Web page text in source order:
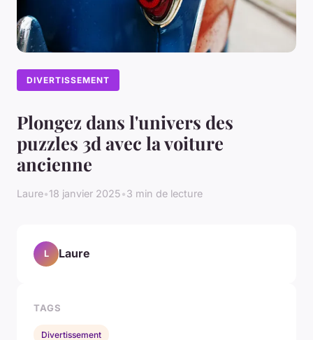
DIVERTISSEMENT
Plongez dans l'univers des
puzzles 3d avec la voiture
ancienne
Laure•18 janvier 2025•3 min de lecture
L Laure
TAGS
Divertissement